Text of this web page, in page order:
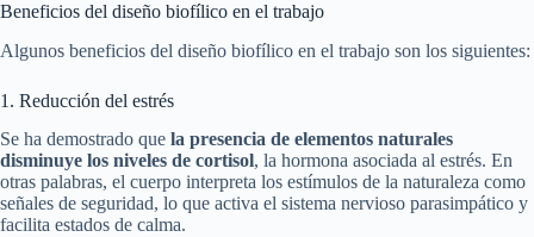
Beneficios del diseño biofílico en el trabajo
Algunos beneficios del diseño biofílico en el trabajo son los siguientes:
1. Reducción del estrés
Se ha demostrado que la presencia de elementos naturales
disminuye los niveles de cortisol, la hormona asociada al estrés. En
otras palabras, el cuerpo interpreta los estímulos de la naturaleza como
señales de seguridad, lo que activa el sistema nervioso parasimpático y
facilita estados de calma.